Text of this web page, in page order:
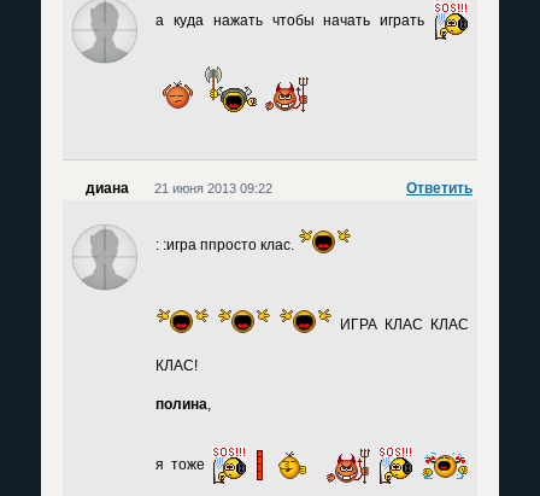
а куда нажать чтобы начать играть
диана Ответить
21 июня 2013 09:22
: :игра ппросто клас.
ИГРА КЛАС КЛАС
КЛАС!
полина,
я тоже